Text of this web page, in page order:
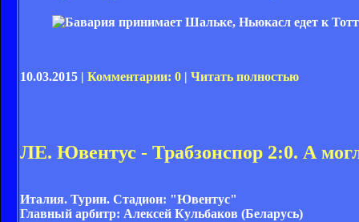
10.03.2015 | Комментарии: 0 | Читать полностью
ЛЕ. Ювентус - Трабзонспор 2:0. А
Италия. Турин. Стадион: "Ювентус"
Главный арбитр: Алексей Кульбаков (Беларусь)